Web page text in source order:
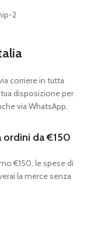
corriere in tutta
disposizione per
via WhatsApp.
da €150
€150, le spese di
la merce senza